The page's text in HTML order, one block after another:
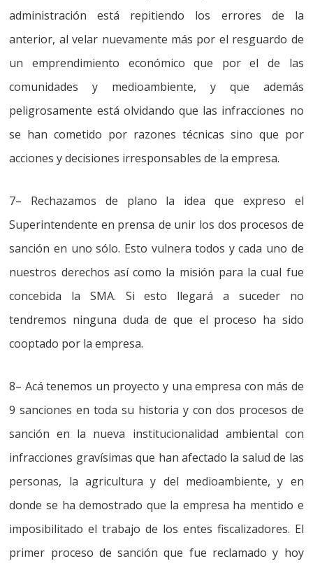
administración está repitiendo los errores de la
anterior, al velar nuevamente más por el resguardo de
un emprendimiento económico que por el de las
comunidades y medioambiente, y que además
peligrosamente está olvidando que las infracciones no
se han cometido por razones técnicas sino que por
acciones y decisiones irresponsables de la empresa.
7– Rechazamos de plano la idea que expreso el
Superintendente en prensa de unir los dos procesos de
sanción en uno sólo. Esto vulnera todos y cada uno de
nuestros derechos así como la misión para la cual fue
concebida la SMA. Si esto llegará a suceder no
tendremos ninguna duda de que el proceso ha sido
cooptado por la empresa.
8– Acá tenemos un proyecto y una empresa con más de
9 sanciones en toda su historia y con dos procesos de
sanción en la nueva institucionalidad ambiental con
infracciones gravísimas que han afectado la salud de las
personas, la agricultura y del medioambiente, y en
donde se ha demostrado que la empresa ha mentido e
imposibilitado el trabajo de los entes fiscalizadores. El
primer proceso de sanción que fue reclamado y hoy